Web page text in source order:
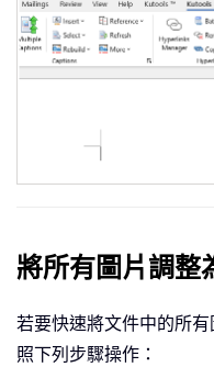
將所有圖片調整
若要快速將文件中的所
照下列步驟操作：